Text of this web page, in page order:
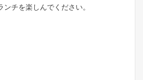
チを楽しんでください。